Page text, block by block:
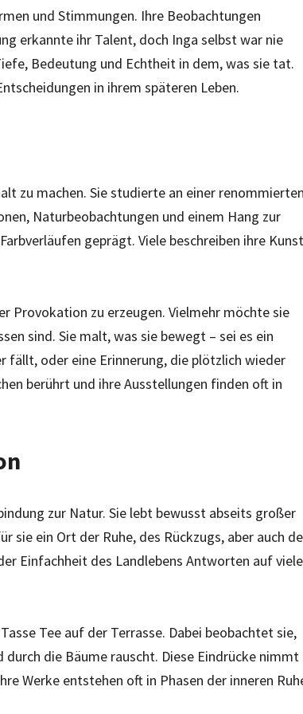
und Stimmungen. Ihre Beobachtungen
erkannte ihr Talent, doch Inga selbst war nie
Bedeutung und Echtheit in dem, was sie tat.
in ihrem späteren Leben.
zu machen. Sie studierte an einer
Naturbeobachtungen und einem Hang zur
geprägt. Viele beschreiben ihre Kunst
Provokation zu erzeugen. Vielmehr möchte sie
sind. Sie malt, was sie bewegt – sei es ein
fällt, oder eine Erinnerung, die plötzlich wieder
berührt und ihre Ausstellungen finden oft in
zur Natur. Sie lebt bewusst abseits großer
ein Ort der Ruhe, des Rückzugs, aber auch
Einfachheit des Landlebens Antworten auf viele
Tee auf der Terrasse. Dabei beobachtet sie,
die Bäume rauscht. Diese Eindrücke nimmt
Werke entstehen oft in Phasen der inneren